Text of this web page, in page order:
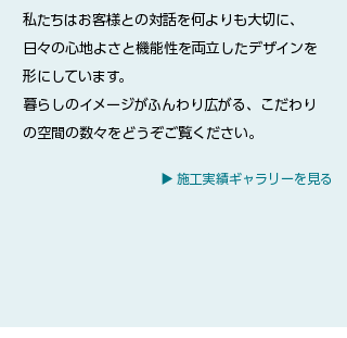
私たちはお客様との対話を何よりも大切に、
日々の心地よさと機能性を両立したデザインを
形にしています。
​暮らしのイメージがふんわり広がる、こだわり
の空間の数々をどうぞご覧ください。
▶ 施工実績ギャラリーを見る